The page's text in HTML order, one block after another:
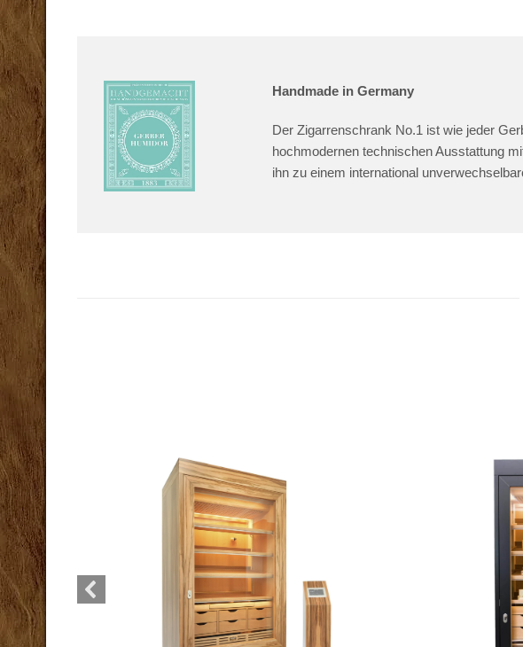
Handmade in Germany
Der Zigarrenschrank No.1 ist wie jeder
hochmodernen technischen Ausstattung
ihn zu einem international